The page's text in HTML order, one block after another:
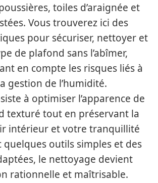
toiles d’araignée et
Vous trouverez ici des
pour sécuriser, nettoyer et
de plafond sans l’abîmer,
en compte les risques liés à
gestion de l’humidité.
à optimiser l’apparence de
texturé tout en préservant la
intérieur et votre tranquillité
quelques outils simples et des
le nettoyage devient
rationnelle et maîtrisable.